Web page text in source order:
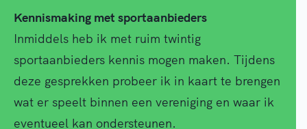
Kennismaking met sportaanbieders
Inmiddels heb ik met ruim twintig
sportaanbieders kennis mogen maken. Tijdens
deze gesprekken probeer ik in kaart te brengen
wat er speelt binnen een vereniging en waar ik
eventueel kan ondersteunen.